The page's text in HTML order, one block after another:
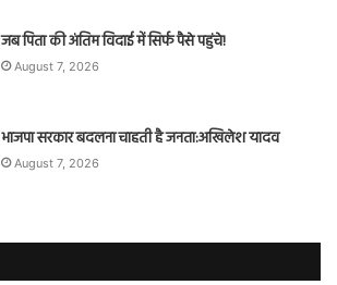
जब पिता की अंतिम विदाई में सिर्फ पैसे पहुंचे!
August 7, 2026
भाजपा सरकार बदलना चाहती है जनता:अखिलेश यादव
August 7, 2026